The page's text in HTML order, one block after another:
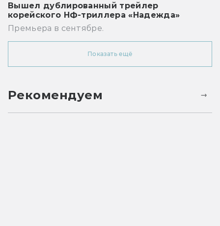
Вышел дублированный трейлер
корейского НФ-триллера «Надежда»
Премьера в сентябре.
Показать ещё
Рекомендуем